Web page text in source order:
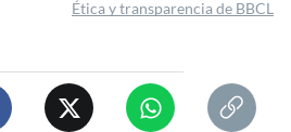
Ética y transparencia de BBCL